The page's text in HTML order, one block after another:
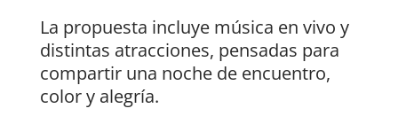
La propuesta incluye música en vivo y
distintas atracciones, pensadas para
compartir una noche de encuentro,
color y alegría.